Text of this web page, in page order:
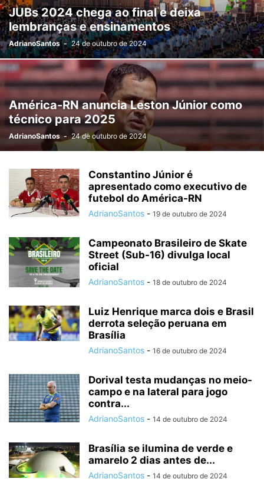
JUBs 2024 chega ao final e deixa
lembranças e ensinamentos
AdrianoSantos - 24 de outubro de 2024
América-RN anuncia Leston Júnior como
técnico para 2025
AdrianoSantos - 24 de outubro de 2024
Constantino Júnior é
apresentado como executivo de
futebol do América-RN
AdrianoSantos - 19 de outubro de 2024
Campeonato Brasileiro de Skate
Street (Sub-16) divulga local
oficial
AdrianoSantos - 18 de outubro de 2024
Luiz Henrique marca dois e Brasil
derrota seleção peruana em
Brasília
AdrianoSantos - 16 de outubro de 2024
Dorival testa mudanças no meio-
campo e na lateral para jogo
contra...
AdrianoSantos - 14 de outubro de 2024
Brasília se ilumina de verde e
amarelo 2 dias antes de...
AdrianoSantos - 14 de outubro de 2024